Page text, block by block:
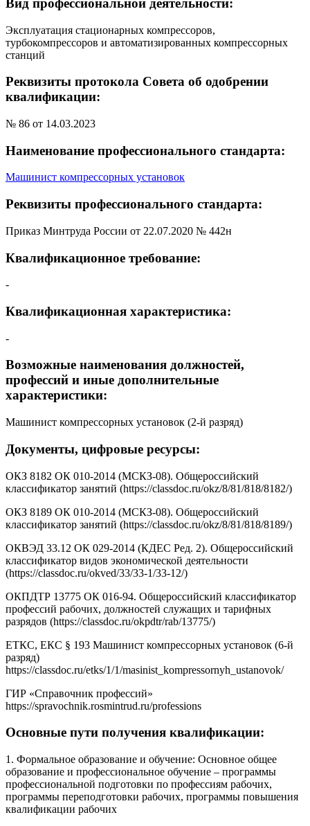
Вид профессиональной деятельности:
Эксплуатация стационарных компрессоров,
турбокомпрессоров и автоматизированных компрессорных
станций
Реквизиты протокола Совета об одобрении
квалификации:
№ 86 от 14.03.2023
Наименование профессионального стандарта:
Машинист компрессорных установок
Реквизиты профессионального стандарта:
Приказ Минтруда России от 22.07.2020 № 442н
Квалификационное требование:
-
Квалификационная характеристика:
-
Возможные наименования должностей,
профессий и иные дополнительные
характеристики:
Машинист компрессорных установок (2-й разряд)
Документы, цифровые ресурсы:
ОКЗ 8182 ОК 010-2014 (МСКЗ-08). Общероссийский
классификатор занятий (https://classdoc.ru/okz/8/81/818/8182/)
ОКЗ 8189 ОК 010-2014 (МСКЗ-08). Общероссийский
классификатор занятий (https://classdoc.ru/okz/8/81/818/8189/)
ОКВЭД 33.12 ОК 029-2014 (КДЕС Ред. 2). Общероссийский
классификатор видов экономической деятельности
(https://classdoc.ru/okved/33/33-1/33-12/)
ОКПДТР 13775 ОК 016-94. Общероссийский классификатор
профессий рабочих, должностей служащих и тарифных
разрядов (https://classdoc.ru/okpdtr/rab/13775/)
ЕТКС, ЕКС § 193 Машинист компрессорных установок (6-й
разряд)
https://classdoc.ru/etks/1/1/masinist_kompressornyh_ustanovok/
ГИР «Справочник профессий»
https://spravochnik.rosmintrud.ru/professions
Основные пути получения квалификации:
1. Формальное образование и обучение: Основное общее
образование и профессиональное обучение – программы
профессиональной подготовки по профессиям рабочих,
программы переподготовки рабочих, программы повышения
квалификации рабочих